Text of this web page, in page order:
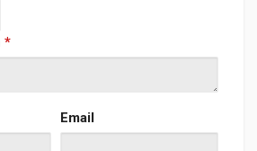
*
Email